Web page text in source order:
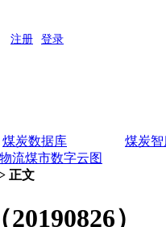
煤炭数据库 煤炭智
流煤市数字云图
正文
）